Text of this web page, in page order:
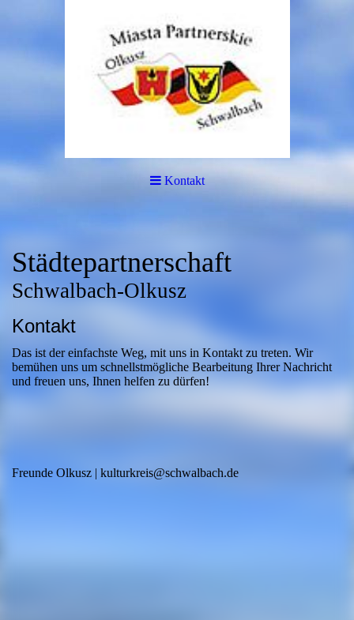
Kontakt
Städtepartnerschaft
Schwalbach-Olkusz
Kontakt
Das ist der einfachste Weg, mit uns in Kontakt zu treten. Wir
bemühen uns um schnellstmögliche Bearbeitung Ihrer Nachricht
und freuen uns, Ihnen helfen zu dürfen!
Freunde Olkusz | kulturkreis@schwalbach.de